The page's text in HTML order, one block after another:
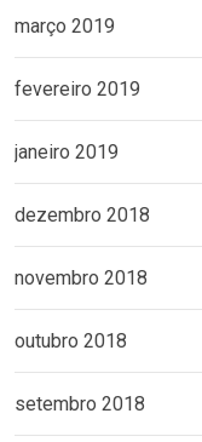
março 2019
fevereiro 2019
janeiro 2019
dezembro 2018
novembro 2018
outubro 2018
setembro 2018